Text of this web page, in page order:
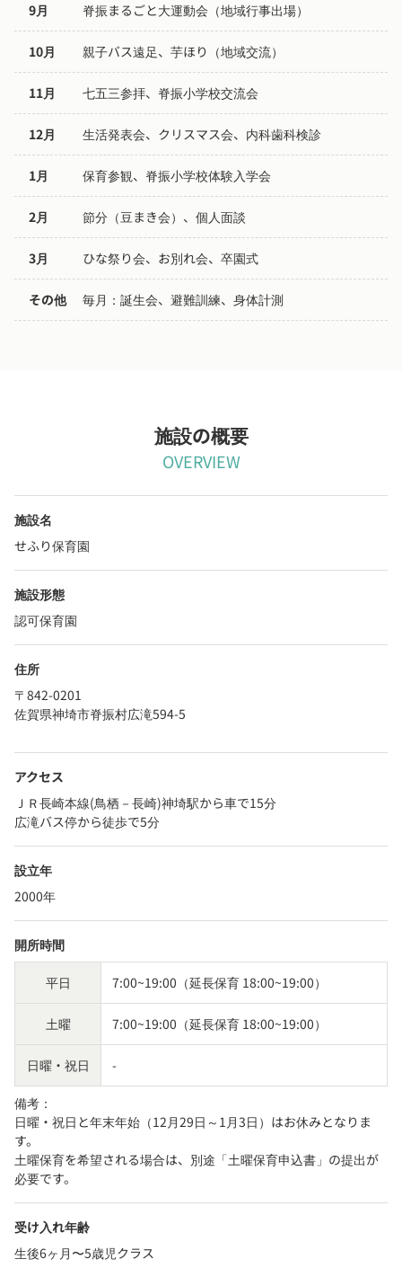
9月 脊振まるごと大運動会（地域行事出場）
10月 親子バス遠足、芋ほり（地域交流）
11月 七五三参拝、脊振小学校交流会
12月 生活発表会、クリスマス会、内科歯科検診
1月 保育参観、脊振小学校体験入学会
2月 節分（豆まき会）、個人面談
3月 ひな祭り会、お別れ会、卒園式
その他 毎月：誕生会、避難訓練、身体計測
施設の概要
OVERVIEW
施設名
せふり保育園
施設形態
認可保育園
住所
〒842-0201
佐賀県神埼市脊振村広滝594-5
アクセス
ＪＲ長崎本線(鳥栖－長崎)神埼駅から車で15分
広滝バス停から徒歩で5分
設立年
2000年
開所時間
平日 7:00~19:00（延長保育 18:00~19:00）
土曜 7:00~19:00（延長保育 18:00~19:00）
日曜・祝日 -
備考：
日曜・祝日と年末年始（12月29日～1月3日）はお休みとなりま
す。
土曜保育を希望される場合は、別途「土曜保育申込書」の提出が
必要です。
受け入れ年齢
生後6ヶ月〜5歳児クラス